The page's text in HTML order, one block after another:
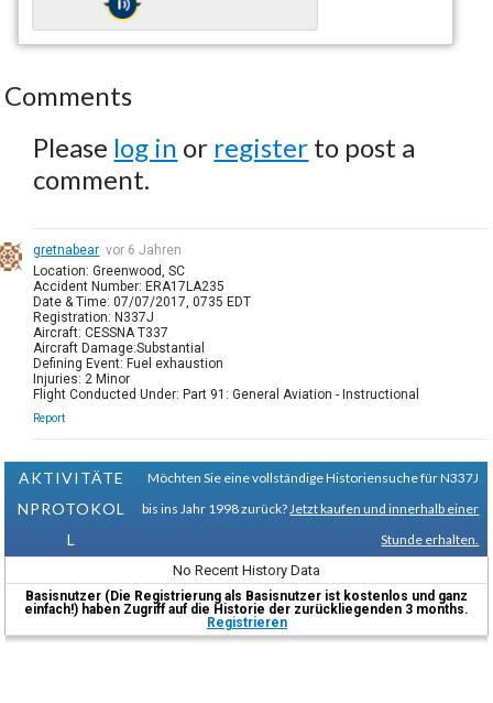
Comments
Please log in or register to post a
comment.
gretnabear vor 6 Jahren
Location: Greenwood, SC
Accident Number: ERA17LA235
Date & Time: 07/07/2017, 0735 EDT
Registration: N337J
Aircraft: CESSNA T337
Aircraft Damage:Substantial
Defining Event: Fuel exhaustion
Injuries: 2 Minor
Flight Conducted Under: Part 91: General Aviation - Instructional
Report
AKTIVITÄTE
NPROTOKOL
L
Möchten Sie eine vollständige Historiensuche für N337J
bis ins Jahr 1998 zurück? Jetzt kaufen und innerhalb einer
Stunde erhalten.
No Recent History Data
Basisnutzer (Die Registrierung als Basisnutzer ist kostenlos und ganz
einfach!) haben Zugriff auf die Historie der zurückliegenden 3 months.
Registrieren